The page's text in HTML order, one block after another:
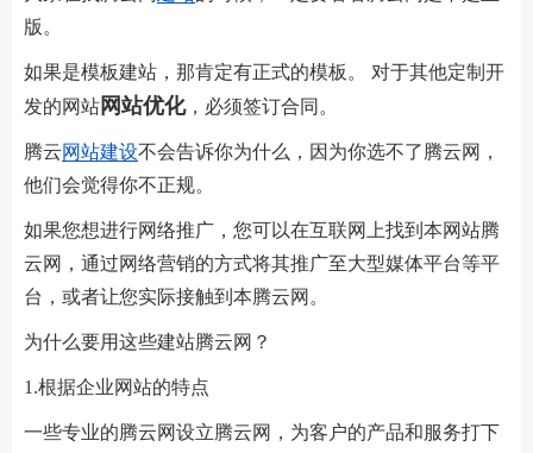
版。
如果是模板建站，那肯定有正式的模板。 对于其他定制开
发的网站网站优化，必须签订合同。
腾云网站建设不会告诉你为什么，因为你选不了腾云网，
他们会觉得你不正规。
如果您想进行网络推广，您可以在互联网上找到本网站腾
云网，通过网络营销的方式将其推广至大型媒体平台等平
台，或者让您实际接触到本腾云网。
为什么要用这些建站腾云网？
1.根据企业网站的特点
一些专业的腾云网设立腾云网，为客户的产品和服务打下